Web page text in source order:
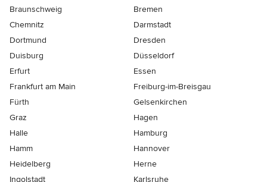
Braunschweig
Bremen
Chemnitz
Darmstadt
Dortmund
Dresden
Duisburg
Düsseldorf
Erfurt
Essen
Frankfurt am Main
Freiburg-im-Breisgau
Fürth
Gelsenkirchen
Graz
Hagen
Halle
Hamburg
Hamm
Hannover
Heidelberg
Herne
Ingolstadt
Karlsruhe